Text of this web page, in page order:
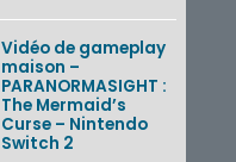
Vidéo de gameplay
maison –
PARANORMASIGHT :
The Mermaid’s
Curse – Nintendo
Switch 2